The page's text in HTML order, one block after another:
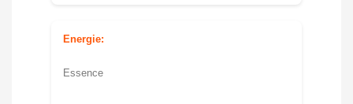
Energie:
Essence